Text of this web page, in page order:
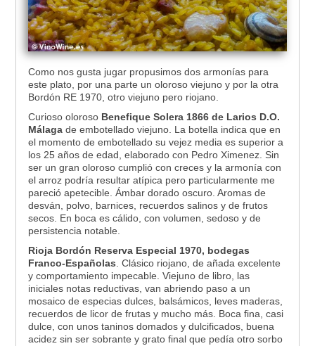
Como nos gusta jugar propusimos dos armonías para
este plato, por una parte un oloroso viejuno y por la otra
Bordón RE 1970, otro viejuno pero riojano.
Curioso oloroso Benefique Solera 1866 de Larios D.O.
Málagade embotellado viejuno. La botella indica que en
el momento de embotellado su vejez media es superior a
los 25 años de edad, elaborado con Pedro Ximenez. Sin
ser un gran oloroso cumplió con creces y la armonía con
el arroz podría resultar atípica pero particularmente me
pareció apetecible. Ámbar dorado oscuro. Aromas de
desván, polvo, barnices, recuerdos salinos y de frutos
secos. En boca es cálido, con volumen, sedoso y de
persistencia notable.
Rioja Bordón Reserva Especial 1970, bodegas
Franco-Españolas . Clásico riojano, de añada excelente
y comportamiento impecable. Viejuno de libro, las
iniciales notas reductivas, van abriendo paso a un
mosaico de especias dulces, balsámicos, leves maderas,
recuerdos de licor de frutas y mucho más. Boca fina, casi
dulce, con unos taninos domados y dulcificados, buena
acidez sin ser sobrante y grato final que pedía otro sorbo